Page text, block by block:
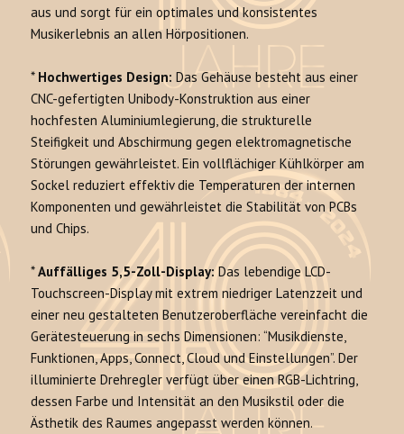
aus und sorgt für ein optimales und konsistentes
Musikerlebnis an allen Hörpositionen.
* Hochwertiges Design: Das Gehäuse besteht aus einer
CNC-gefertigten Unibody-Konstruktion aus einer
hochfesten Aluminiumlegierung, die strukturelle
Steifigkeit und Abschirmung gegen elektromagnetische
Störungen gewährleistet. Ein vollflächiger Kühlkörper am
Sockel reduziert effektiv die Temperaturen der internen
Komponenten und gewährleistet die Stabilität von PCBs
und Chips.
*Auffälliges 5,5-Zoll-Display: Das lebendige LCD-
Touchscreen-Display mit extrem niedriger Latenzzeit und
einer neu gestalteten Benutzeroberfläche vereinfacht die
Gerätesteuerung in sechs Dimensionen: “Musikdienste,
Funktionen, Apps, Connect, Cloud und Einstellungen”. Der
illuminierte Drehregler verfügt über einen RGB-Lichtring,
dessen Farbe und Intensität an den Musikstil oder die
Ästhetik des Raumes angepasst werden können.